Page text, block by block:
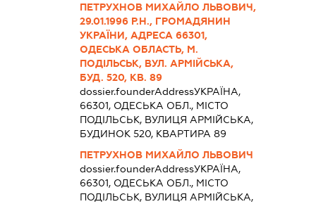
ПЕТРУХНОВ МИХАЙЛО ЛЬВОВИЧ,
29.01.1996 Р.Н., ГРОМАДЯНИН
УКРАЇНИ, АДРЕСА 66301,
ОДЕСЬКА ОБЛАСТЬ, М.
ПОДІЛЬСЬК, ВУЛ. АРМІЙСЬКА,
БУД. 520, КВ. 89
dossier.founderAddressУКРАЇНА,
66301, ОДЕСЬКА ОБЛ., МІСТО
ПОДІЛЬСЬК, ВУЛИЦЯ АРМІЙСЬКА,
БУДИНОК 520, КВАРТИРА 89
ПЕТРУХНОВ МИХАЙЛО ЛЬВОВИЧ
dossier.founderAddressУКРАЇНА,
66301, ОДЕСЬКА ОБЛ., МІСТО
ПОДІЛЬСЬК, ВУЛИЦЯ АРМІЙСЬКА,